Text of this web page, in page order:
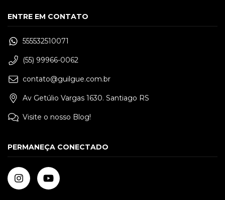
ENTRE EM CONTATO
555532510071
(55) 99966-0062
contato@guilgue.com.br
Av Getúlio Vargas 1630. Santiago RS
Visite o nosso Blog!
PERMANEÇA CONECTADO